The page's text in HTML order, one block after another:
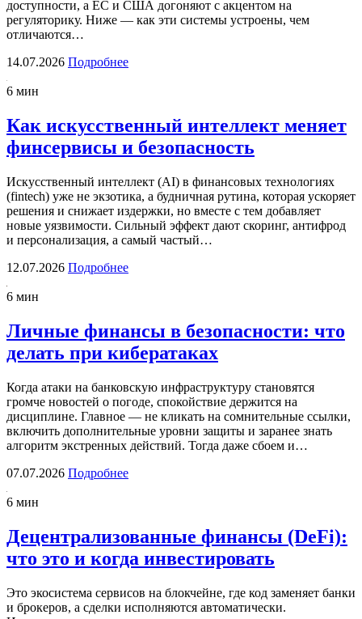
доступности, а ЕС и США догоняют с акцентом на
регуляторику. Ниже — как эти системы устроены, чем
отличаются…
14.07.2026 Подробнее
6 мин
Как искусственный интеллект меняет
финсервисы и безопасность
Искусственный интеллект (AI) в финансовых технологиях
(fintech) уже не экзотика, а будничная рутина, которая ускоряет
решения и снижает издержки, но вместе с тем добавляет
новые уязвимости. Сильный эффект дают скоринг, антифрод
и персонализация, а самый частый…
12.07.2026 Подробнее
6 мин
Личные финансы в безопасности: что
делать при кибератаках
Когда атаки на банковскую инфраструктуру становятся
громче новостей о погоде, спокойствие держится на
дисциплине. Главное — не кликать на сомнительные ссылки,
включить дополнительные уровни защиты и заранее знать
алгоритм экстренных действий. Тогда даже сбоем и…
07.07.2026 Подробнее
6 мин
Децентрализованные финансы (DeFi):
что это и когда инвестировать
Это экосистема сервисов на блокчейне, где код заменяет банки
и брокеров, а сделки исполняются автоматически.